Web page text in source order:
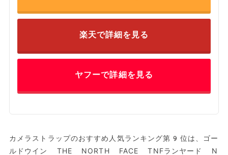
楽天で詳細を見る
ヤフーで詳細を見る
カメラストラップのおすすめ人気ランキング第9位は、ゴー
ルドウイン THE NORTH FACE TNFランヤード N